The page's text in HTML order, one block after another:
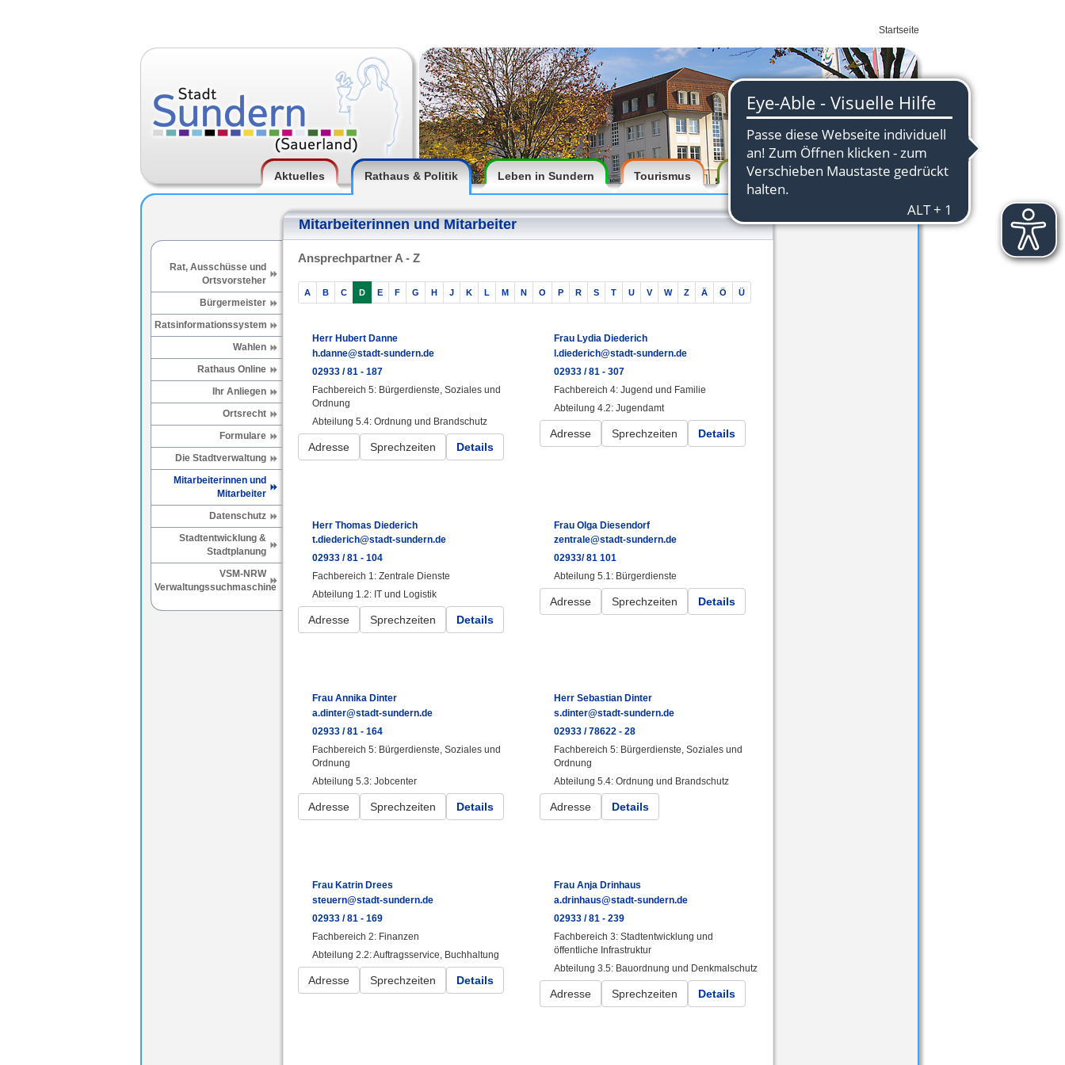
Startseite
Aktuelles Rathaus & Politik Leben in Sundern Tourismus Wirtschaft
Mitarbeiterinnen und Mitarbeiter
Rat, Ausschüsse und
Ortsvorsteher
Bürgermeister
Ratsinformationssystem
Wahlen
Rathaus Online
Ihr Anliegen
Ortsrecht
Formulare
Die Stadtverwaltung
Mitarbeiterinnen und
Mitarbeiter
Datenschutz
Stadtentwicklung &
Stadtplanung
VSM-NRW
Verwaltungssuchmaschine
Ansprechpartner A - Z
A B C D E F G H J K L M N O P R S T U V W Z Ä Ö Ü
Herr Hubert Danne
h.danne@stadt-sundern.de
02933 / 81 - 187
Fachbereich 5: Bürgerdienste, Soziales und
Ordnung
Abteilung 5.4: Ordnung und Brandschutz
Adresse Sprechzeiten Details
Frau Lydia Diederich
l.diederich@stadt-sundern.de
02933 / 81 - 307
Fachbereich 4: Jugend und Familie
Abteilung 4.2: Jugendamt
Adresse Sprechzeiten Details
Herr Thomas Diederich
t.diederich@stadt-sundern.de
02933 / 81 - 104
Fachbereich 1: Zentrale Dienste
Abteilung 1.2: IT und Logistik
Adresse Sprechzeiten Details
Frau Olga Diesendorf
zentrale@stadt-sundern.de
02933/ 81 101
Abteilung 5.1: Bürgerdienste
Adresse Sprechzeiten Details
Frau Annika Dinter
a.dinter@stadt-sundern.de
02933 / 81 - 164
Fachbereich 5: Bürgerdienste, Soziales und
Ordnung
Abteilung 5.3: Jobcenter
Adresse Sprechzeiten Details
Herr Sebastian Dinter
s.dinter@stadt-sundern.de
02933 / 78622 - 28
Fachbereich 5: Bürgerdienste, Soziales und
Ordnung
Abteilung 5.4: Ordnung und Brandschutz
Adresse Details
Frau Katrin Drees
steuern@stadt-sundern.de
02933 / 81 - 169
Fachbereich 2: Finanzen
Abteilung 2.2: Auftragsservice, Buchhaltung
Adresse Sprechzeiten Details
Frau Anja Drinhaus
a.drinhaus@stadt-sundern.de
02933 / 81 - 239
Fachbereich 3: Stadtentwicklung und
öffentliche Infrastruktur
Abteilung 3.5: Bauordnung und Denkmalschutz
Adresse Sprechzeiten Details